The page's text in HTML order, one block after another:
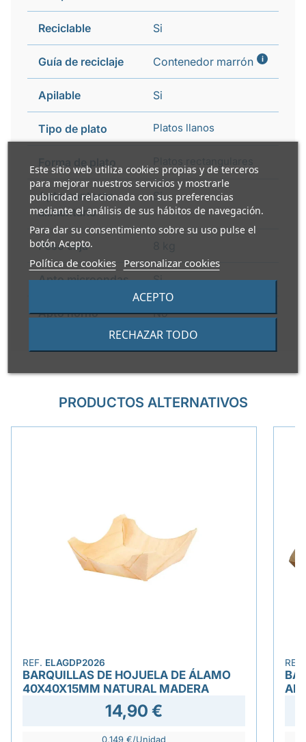
Este sitio web utiliza cookies propias y de terceros
para mejorar nuestros servicios y mostrarle
publicidad relacionada con sus preferencias
mediante el análisis de sus hábitos de navegación.
Para dar su consentimiento sobre su uso pulse el
botón Acepto.
Política de cookies Personalizar cookies
RECHAZAR TODO
ACEPTO
Reciclable Si
Guía de reciclaje Contenedor marrón i
Apilable Si
Tipo de plato Platos llanos
Forma de plato
Apto contacto
alimentario
Si
Peso caja
Apto microondas Si
Apto horno No
PRODUCTOS ALTERNATIVOS
REF. ELAGDP2026
BARQUILLAS DE HOJUELA DE ÁLAMO
40X40X15MM NATURAL MADERA
14,90 €
0,149 €/Unidad